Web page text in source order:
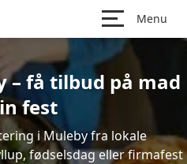
Menu
– få tilbud på mad
fest
i Muleby fra lokale
fødselsdag eller firmafest